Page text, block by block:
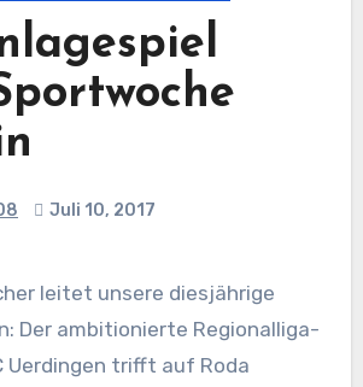
Juli 10, 2017
Der ambitionierte Regionalliga-
Uerdingen trifft auf Roda